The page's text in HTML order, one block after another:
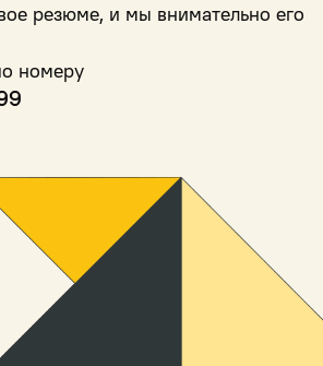
резюме, и мы внимательно его
номеру